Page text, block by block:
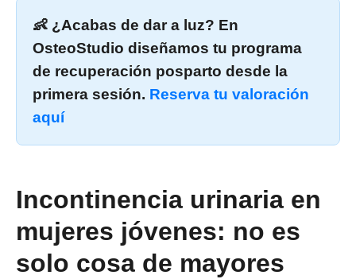
👶 ¿Acabas de dar a luz? En
OsteoStudio diseñamos tu programa
de recuperación posparto desde la
primera sesión. Reserva tu valoración
aquí
Incontinencia urinaria en
mujeres jóvenes: no es
solo cosa de mayores